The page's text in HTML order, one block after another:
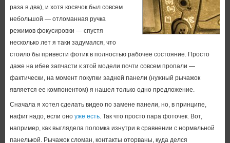
раза в два), и хотя косячок был совсем
небольшой — отломанная ручка
режимов фокусировки — спустя
несколько лет я таки задумался, что
стоило бы привести фотик в полностью рабочее состояние. Просто
даже на ибее запчасти к этой модели почти совсем пропали —
фактически, на момент покупки задней панели (нужный рычажок
является ее компонентом) я нашел только одно предложение.
Сначала я хотел сделать видео по замене панели, но, в принципе,
нафиг надо, если оно уже есть. Так что просто пара фоточек. Вот,
например, как выглядела поломка изнутри в сравнении с нормальной
панелькой. Рычажок сломан, контакты оторваны, куда делся